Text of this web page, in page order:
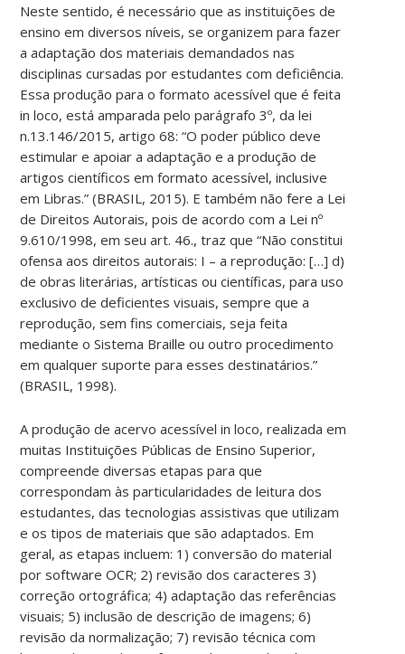
Neste sentido, é necessário que as instituições de
ensino em diversos níveis, se organizem para fazer
a adaptação dos materiais demandados nas
disciplinas cursadas por estudantes com deficiência.
Essa produção para o formato acessível que é feita
in loco, está amparada pelo parágrafo 3º, da lei
n.13.146/2015, artigo 68: “O poder público deve
estimular e apoiar a adaptação e a produção de
artigos científicos em formato acessível, inclusive
em Libras.” (BRASIL, 2015). E também não fere a Lei
de Direitos Autorais, pois de acordo com a Lei nº
9.610/1998, em seu art. 46., traz que “Não constitui
ofensa aos direitos autorais: I – a reprodução: […] d)
de obras literárias, artísticas ou científicas, para uso
exclusivo de deficientes visuais, sempre que a
reprodução, sem fins comerciais, seja feita
mediante o Sistema Braille ou outro procedimento
em qualquer suporte para esses destinatários.”
(BRASIL, 1998).
A produção de acervo acessível in loco, realizada em
muitas Instituições Públicas de Ensino Superior,
compreende diversas etapas para que
correspondam às particularidades de leitura dos
estudantes, das tecnologias assistivas que utilizam
e os tipos de materiais que são adaptados. Em
geral, as etapas incluem: 1) conversão do material
por software OCR; 2) revisão dos caracteres 3)
correção ortográfica; 4) adaptação das referências
visuais; 5) inclusão de descrição de imagens; 6)
revisão da normalização; 7) revisão técnica com